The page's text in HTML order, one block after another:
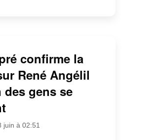
confirme la
René Angélil
des gens se
juin à 02:51